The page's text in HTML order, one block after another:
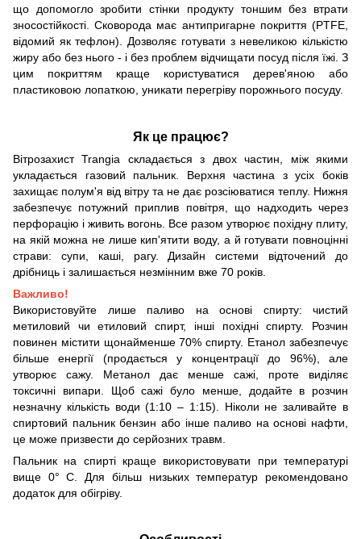
що допомогло зробити стінки продукту тоншим без втрати
зносостійкості. Сковорода має антипригарне покриття (PTFE,
відомий як тефлон). Дозволяє готувати з невеликою кількістю
жиру або без нього - і без проблем відчищати посуд після їжі. З
цим покриттям краще користуватися дерев'яною або
пластиковою лопаткою, уникати перегріву порожнього посуду.
Як це працює?
Вітрозахист Trangia складається з двох частин, між якими
укладається газовий пальник. Верхня частина з усіх боків
захищає полум'я від вітру та не дає розсіюватися теплу. Нижня
забезпечує потужний приплив повітря, що надходить через
перфорацію і живить вогонь. Все разом утворює похідну плиту,
на якій можна не лише кип'ятити воду, а й готувати повноцінні
страви: супи, каші, рагу. Дизайн системи відточений до
дрібниць і залишається незмінним вже 70 років.
Важливо!
Використовуйте лише паливо на основі спирту: чистий
метиловий чи етиловий спирт, інші похідні спирту. Розчин
повинен містити щонайменше 70% спирту. Етанол забезпечує
більше енергії (продається у концентрації до 96%), але
утворює сажу. Метанол дає менше сажі, проте виділяє
токсичні випари. Щоб сажі було менше, додайте в розчин
незначну кількість води (1:10 – 1:15). Ніколи не заливайте в
спиртовий пальник бензин або інше паливо на основі нафти,
це може призвести до серйозних травм.
Пальник на спирті краще використовувати при температурі
вище 0° С. Для більш низьких температур рекомендовано
додаток для обігріву.